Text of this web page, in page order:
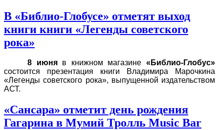
В «Библио-Глобусе» отметят выход
книги книги «Легенды советского
рока»
8 июняв книжном магазине«Библио-Глобус»
состоится презентация книги Владимира Марочкина
«Легенды советского рока», выпущенной издательством
АСТ.
«Сансара» отметит день рождения
Гагарина в Мумий Тролль Music Bar